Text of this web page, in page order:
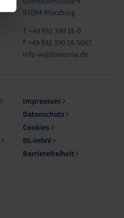
97084 Würzburg
T +49 931 390 18-0
F +49 931 390 18-5067
info-w@dawonia.de
Impressum
Datenschutz
Cookies
DL-InfoV
Barrierefreiheit